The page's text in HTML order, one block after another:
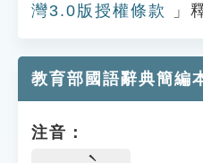
灣3.0版授權條款
」
教育部國語辭典簡編
注音：